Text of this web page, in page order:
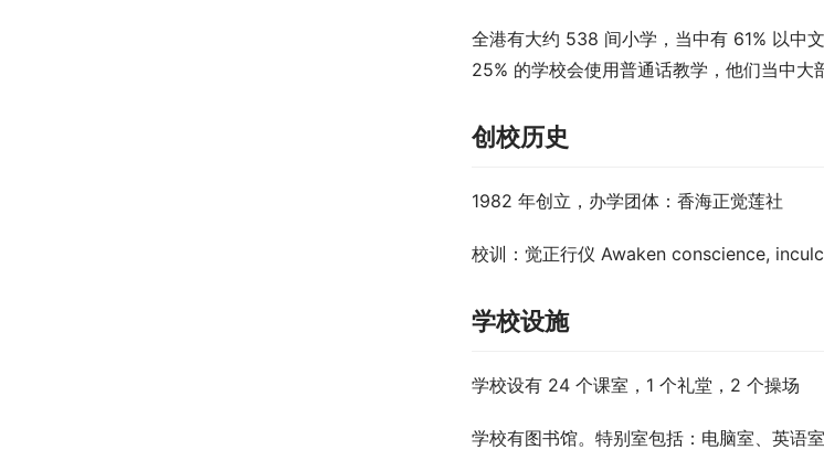
全港有大约 538 间小学，当中有 61% 以中
25% 的学校会使用普通话教学，他们当中大
创校历史
1982 年创立，办学团体：香海正觉莲社
校训：觉正行仪 Awaken conscience,
学校设施
学校设有 24 个课室，1 个礼堂，2 个操场
学校有图书馆。特别室包括：电脑室、英语